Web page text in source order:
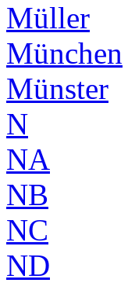
Müller
München
Münster
N
NA
NB
NC
ND